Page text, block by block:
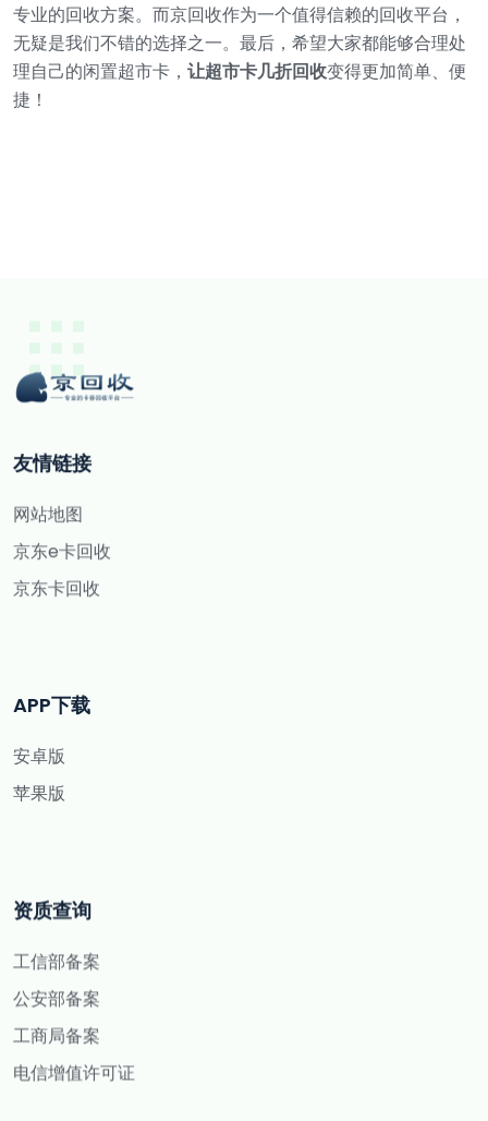
专业的回收方案。而京回收作为一个值得信赖的回收平台，
无疑是我们不错的选择之一。最后，希望大家都能够合理处
理自己的闲置超市卡， 让超市卡几折回收变得更加简单、便
捷！
友情链接
网站地图
京东e卡回收
京东卡回收
APP下载
安卓版
苹果版
资质查询
工信部备案
公安部备案
工商局备案
电信增值许可证